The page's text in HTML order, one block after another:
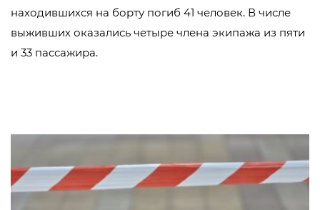
находившихся на борту погиб 41 человек. В числе
выживших оказались четыре члена экипажа из пяти
и 33 пассажира.